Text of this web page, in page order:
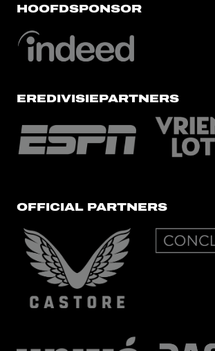
HOOFDSPONSOR
EREDIVISIEPARTNERS
OFFICIAL PARTNERS